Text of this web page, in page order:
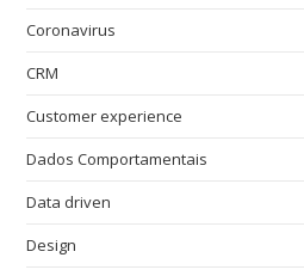
Coronavirus
CRM
Customer experience
Dados Comportamentais
Data driven
Design